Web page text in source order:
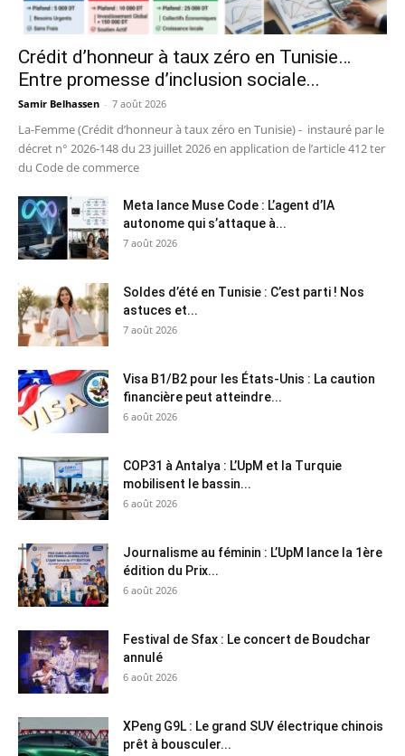
Crédit d’honneur à taux zéro en Tunisie…
Entre promesse d’inclusion sociale...
Samir Belhassen - 7 août 2026
La-Femme (Crédit d’honneur à taux zéro en Tunisie) - instauré par le
décret n° 2026-148 du 23 juillet 2026 en application de l’article 412 ter
du Code de commerce
Meta lance Muse Code : L’agent d’IA
autonome qui s’attaque à...
7 août 2026
Soldes d’été en Tunisie : C’est parti ! Nos
astuces et...
7 août 2026
Visa B1/B2 pour les États-Unis : La caution
financière peut atteindre...
6 août 2026
COP31 à Antalya : L’UpM et la Turquie
mobilisent le bassin...
6 août 2026
Journalisme au féminin : L’UpM lance la 1ère
édition du Prix...
6 août 2026
Festival de Sfax : Le concert de Boudchar
annulé
6 août 2026
XPeng G9L : Le grand SUV électrique chinois
prêt à bousculer...